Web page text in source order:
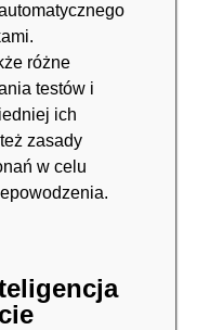
różne
testów i
ich
zasady
w celu